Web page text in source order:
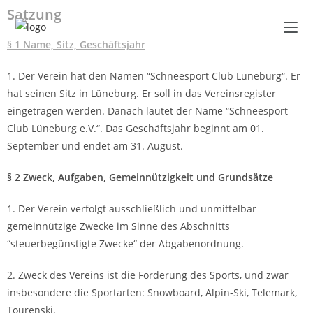
Satzung
§ 1 Name, Sitz, Geschäftsjahr
1. Der Verein hat den Namen “Schneesport Club Lüneburg“. Er
hat seinen Sitz in Lüneburg. Er soll in das Vereinsregister
eingetragen werden. Danach lautet der Name “Schneesport
Club Lüneburg e.V.“. Das Geschäftsjahr beginnt am 01.
September und endet am 31. August.
§ 2 Zweck, Aufgaben, Gemeinnützigkeit und Grundsätze
1. Der Verein verfolgt ausschließlich und unmittelbar
gemeinnützige Zwecke im Sinne des Abschnitts
“steuerbegünstigte Zwecke“ der Abgabenordnung.
2. Zweck des Vereins ist die Förderung des Sports, und zwar
insbesondere die Sportarten: Snowboard, Alpin-Ski, Telemark,
Tourenski.